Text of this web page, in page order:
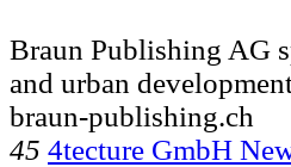
Braun Publishing AG
and urban
braun-publishing.ch
45 4tecture GmbH